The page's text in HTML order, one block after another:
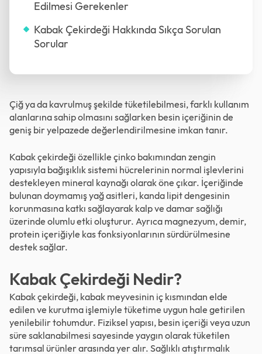
Edilmesi Gerekenler
Kabak Çekirdeği Hakkında Sıkça Sorulan
Sorular
Çiğ ya da kavrulmuş şekilde tüketilebilmesi, farklı kullanım
alanlarına sahip olmasını sağlarken besin içeriğinin de
geniş bir yelpazede değerlendirilmesine imkan tanır.
Kabak çekirdeği özellikle çinko bakımından zengin
yapısıyla bağışıklık sistemi hücrelerinin normal işlevlerini
destekleyen mineral kaynağı olarak öne çıkar. İçeriğinde
bulunan doymamış yağ asitleri, kanda lipit dengesinin
korunmasına katkı sağlayarak kalp ve damar sağlığı
üzerinde olumlu etki oluşturur. Ayrıca magnezyum, demir,
protein içeriğiyle kas fonksiyonlarının sürdürülmesine
destek sağlar.
Kabak Çekirdeği Nedir?
Kabak çekirdeği, kabak meyvesinin iç kısmından elde
edilen ve kurutma işlemiyle tüketime uygun hale getirilen
yenilebilir tohumdur. Fiziksel yapısı, besin içeriği veya uzun
süre saklanabilmesi sayesinde yaygın olarak tüketilen
tarımsal ürünler arasında yer alır. Sağlıklı atıştırmalık